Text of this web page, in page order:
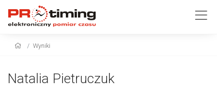
Wyniki
Natalia Pietruczuk